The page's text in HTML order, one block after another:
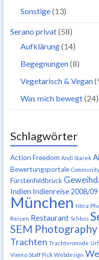
Sonstige(13)
Serano privat(58)
Aufklärung(14)
Begegnungen(8)
Vegetarisch & Vegan
Was mich bewegt(24)
Schlagwörter
Action Freedom Andi Starek
Bewertungsportale Community
Fürstenfeldbruck
Indien Indienreise 2008/09
München Nitra
Reisen Restaurant Schloss
SEM Photography
Trachten Trachtenmode
Vimeo Staff Pick Webdesign